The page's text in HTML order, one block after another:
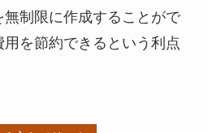
制限に作成することがで
を節約できるという利点